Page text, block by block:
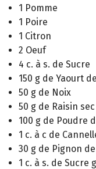
1 Pomme
1 Poire
1 Citron
2 Oeuf
4 c. à s. de Sucre
150 g de Yaourt
50 g de Noix
50 g de Raisin sec
100 g de Poudre
1 c. à c de
30 g de Pignon
1 c. à s. de Sucre